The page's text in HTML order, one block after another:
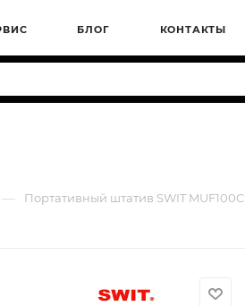
БЛОГ КОНТАКТЫ
— Портативный штатив SWIT MUF100C